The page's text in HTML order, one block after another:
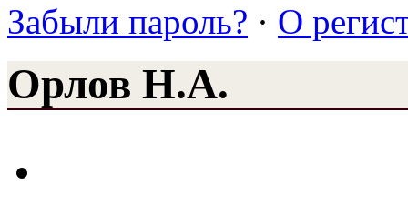
Забыли пароль? · О
Орлов Н.А.